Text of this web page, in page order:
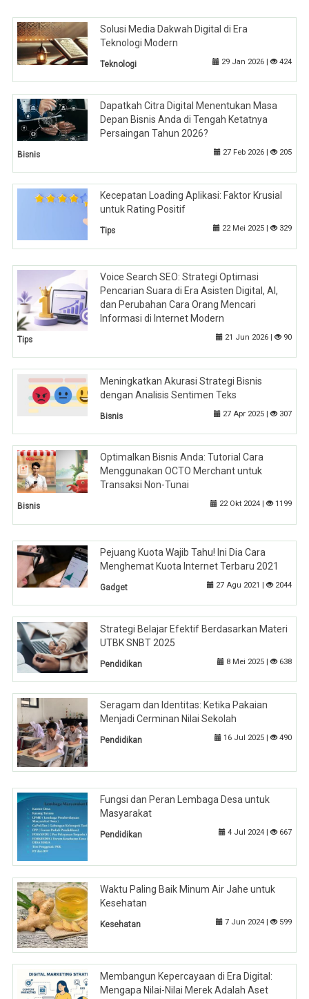
Solusi Media Dakwah Digital di Era
Teknologi Modern
Teknologi 29 Jan 2026 | 424
Dapatkah Citra Digital Menentukan Masa
Depan Bisnis Anda di Tengah Ketatnya
Persaingan Tahun 2026?
Bisnis 27 Feb 2026 | 205
Kecepatan Loading Aplikasi: Faktor Krusial
untuk Rating Positif
Tips 22 Mei 2025 | 329
Voice Search SEO: Strategi Optimasi
Pencarian Suara di Era Asisten Digital, AI,
dan Perubahan Cara Orang Mencari
Informasi di Internet Modern
Tips 21 Jun 2026 | 90
Meningkatkan Akurasi Strategi Bisnis
dengan Analisis Sentimen Teks
Bisnis 27 Apr 2025 | 307
Optimalkan Bisnis Anda: Tutorial Cara
Menggunakan OCTO Merchant untuk
Transaksi Non-Tunai
Bisnis 22 Okt 2024 | 1199
Pejuang Kuota Wajib Tahu! Ini Dia Cara
Menghemat Kuota Internet Terbaru 2021
Gadget 27 Agu 2021 | 2044
Strategi Belajar Efektif Berdasarkan Materi
UTBK SNBT 2025
Pendidikan 8 Mei 2025 | 638
Seragam dan Identitas: Ketika Pakaian
Menjadi Cerminan Nilai Sekolah
Pendidikan 16 Jul 2025 | 490
Fungsi dan Peran Lembaga Desa untuk
Masyarakat
Pendidikan 4 Jul 2024 | 667
Waktu Paling Baik Minum Air Jahe untuk
Kesehatan
Kesehatan 7 Jun 2024 | 599
Membangun Kepercayaan di Era Digital:
Mengapa Nilai-Nilai Merek Adalah Aset